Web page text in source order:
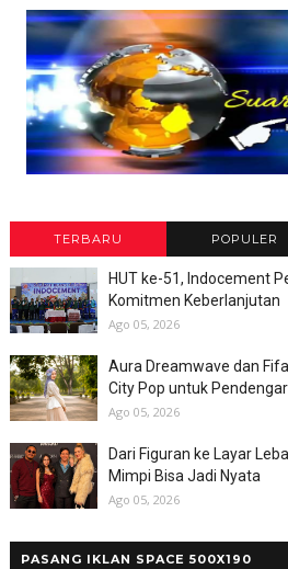
TERBARU POPULER
HUT ke-51, Indocement
Komitmen Keberlanjutan
Ago 05, 2026
Aura Dreamwave dan
City Pop untuk
Ago 05, 2026
Dari Figuran ke Layar
Mimpi Bisa Jadi Nyata
Ago 05, 2026
PASANG IKLAN SPACE 500X190